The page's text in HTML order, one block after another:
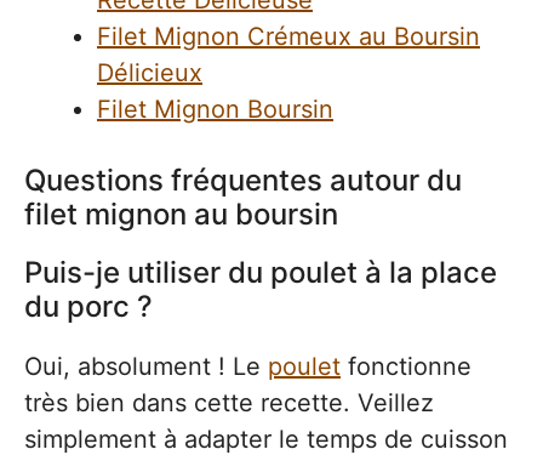
Filet Mignon Crémeux au Boursin
Délicieux
Filet Mignon Boursin
Questions fréquentes autour du
filet mignon au boursin
Puis-je utiliser du poulet à la place
du porc ?
Oui, absolument ! Le poulet fonctionne
très bien dans cette recette. Veillez
simplement à adapter le temps de cuisson